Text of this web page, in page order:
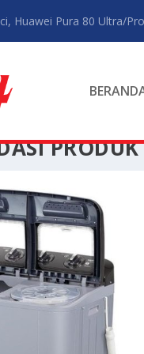
Huawei Pura 80 Ultra/